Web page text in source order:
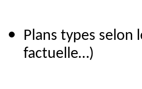
Plans types selon
factuelle…)